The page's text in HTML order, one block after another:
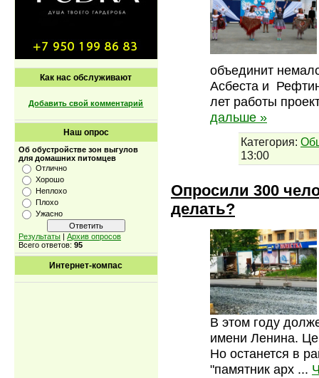
Как нас обслуживают
Добавить свой комментарий
Наш опрос
Об обустройстве зон выгулов
для домашних питомцев
Отлично
Хорошо
Неплохо
Плохо
Ужасно
Результаты | Архив опросов
Всего ответов: 95
Интернет-компас
объединит
Асбеста и
лет работы
дальше »
Категория:
13:00
Опросили 300
делать?
В этом году
имени Ленина.
Но останется в
"памятник арх ...